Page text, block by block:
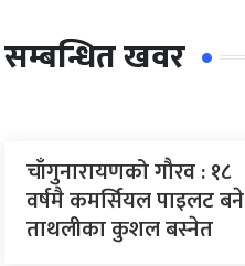
सम्बन्धित खवर
चाँगुनारायणको गौरव : १८
वर्षमै कमर्सियल पाइलट बने
ताथलीका कुशल बस्नेत